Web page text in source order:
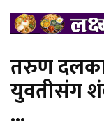
तरुण
युवतीसंग
...